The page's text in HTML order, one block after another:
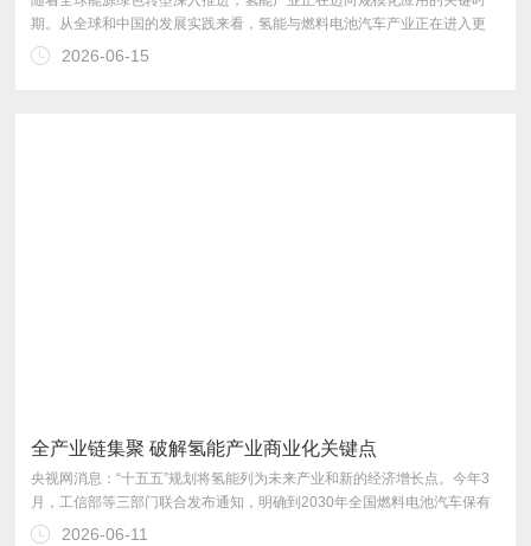
2026-06-15
全产业链集聚 破解氢能产业商业化关键点
2026-06-11